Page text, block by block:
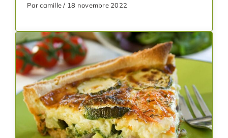
Par camille / 18 novembre 2022